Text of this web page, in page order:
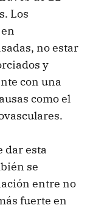
Los
no estar
y
con una
como el
dar esta
se
entre no
fuerte en